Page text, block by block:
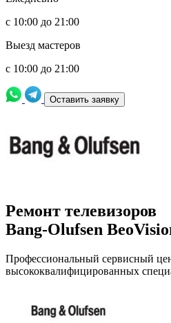
с 10:00 до 21:00
Выезд мастеров
с 10:00 до 21:00
Оставить заявку
Ремонт телевизоров
Bang-Olufsen
Профессиональный сервисный
высококвалифицированных